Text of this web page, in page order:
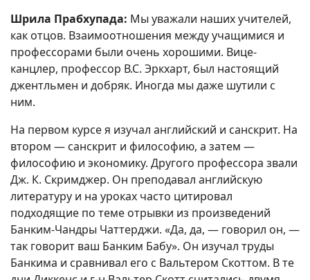
Шрила Прабхупада: Мы уважали наших учителей,
как отцов. Взаимоотношения между учащимися и
профессорами были очень хорошими. Вице-
канцлер, профессор В.С. Эркхарт, был настоящий
джентльмен и добряк. Иногда мы даже шутили с
ним.
На первом курсе я изучал английский и санскрит. На
втором — санскрит и философию, а затем —
философию и экономику. Другого профессора звали
Дж. К. Скримджер. Он преподавал английскую
литературу и на уроках часто цитировал
подходящие по теме отрывки из произведений
Банким-Чандры Чаттерджи. «Да, да, — говорил он, —
так говорит ваш Банким Бабу». Он изучал труды
Банкима и сравнивал его с Вальтером Скоттом. В те